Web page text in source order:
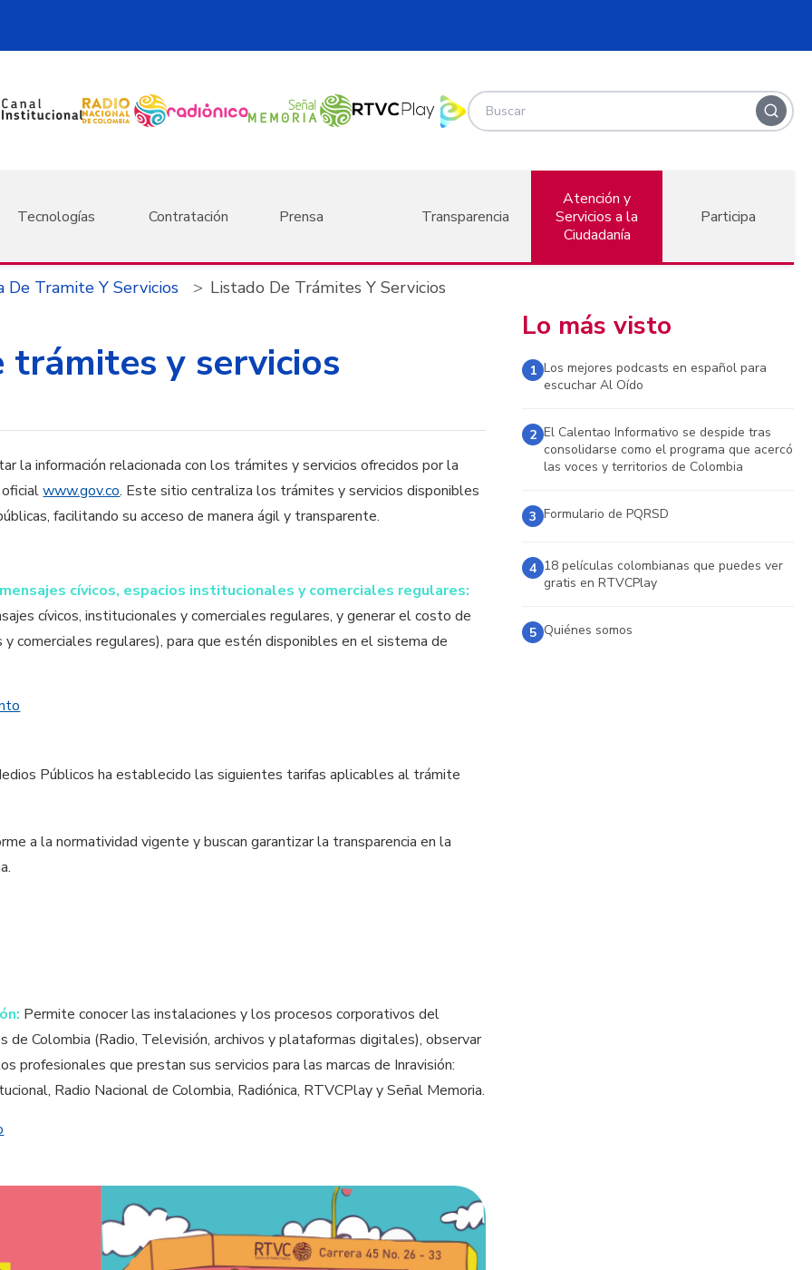
Tecnologías Contratación Prensa Transparencia
Atención y
Servicios a la
Ciudadanía
Participa
De Tramite Y Servicios Listado De Trámites Y Servicios
trámites y servicios
la información relacionada con los trámites y servicios ofrecidos por la
oficialwww.gov.co. Este sitio centraliza los trámites y servicios disponibles
facilitando su acceso de manera ágil y transparente.
cívicos, espacios institucionales y comerciales regulares:
cívicos, institucionales y comerciales regulares, y generar el costo de
y comerciales regulares), para que estén disponibles en el sistema de
Públicos ha establecido las siguientes tarifas aplicables al trámite
a la normatividad vigente y buscan garantizar la transparencia en la
Permite conocer las instalaciones y los procesos corporativos del
de Colombia (Radio, Televisión, archivos y plataformas digitales), observar
profesionales que prestan sus servicios para las marcas de Inravisión:
Radio Nacional de Colombia, Radiónica, RTVCPlay y Señal Memoria.
Lo más visto
1 Los mejores podcasts en español para
escuchar Al Oído
2 El Calentao Informativo se despide tras
consolidarse como el programa que acercó
las voces y territorios de Colombia
3 Formulario de PQRSD
4 18 películas colombianas que puedes ver
gratis en RTVCPlay
5 Quiénes somos